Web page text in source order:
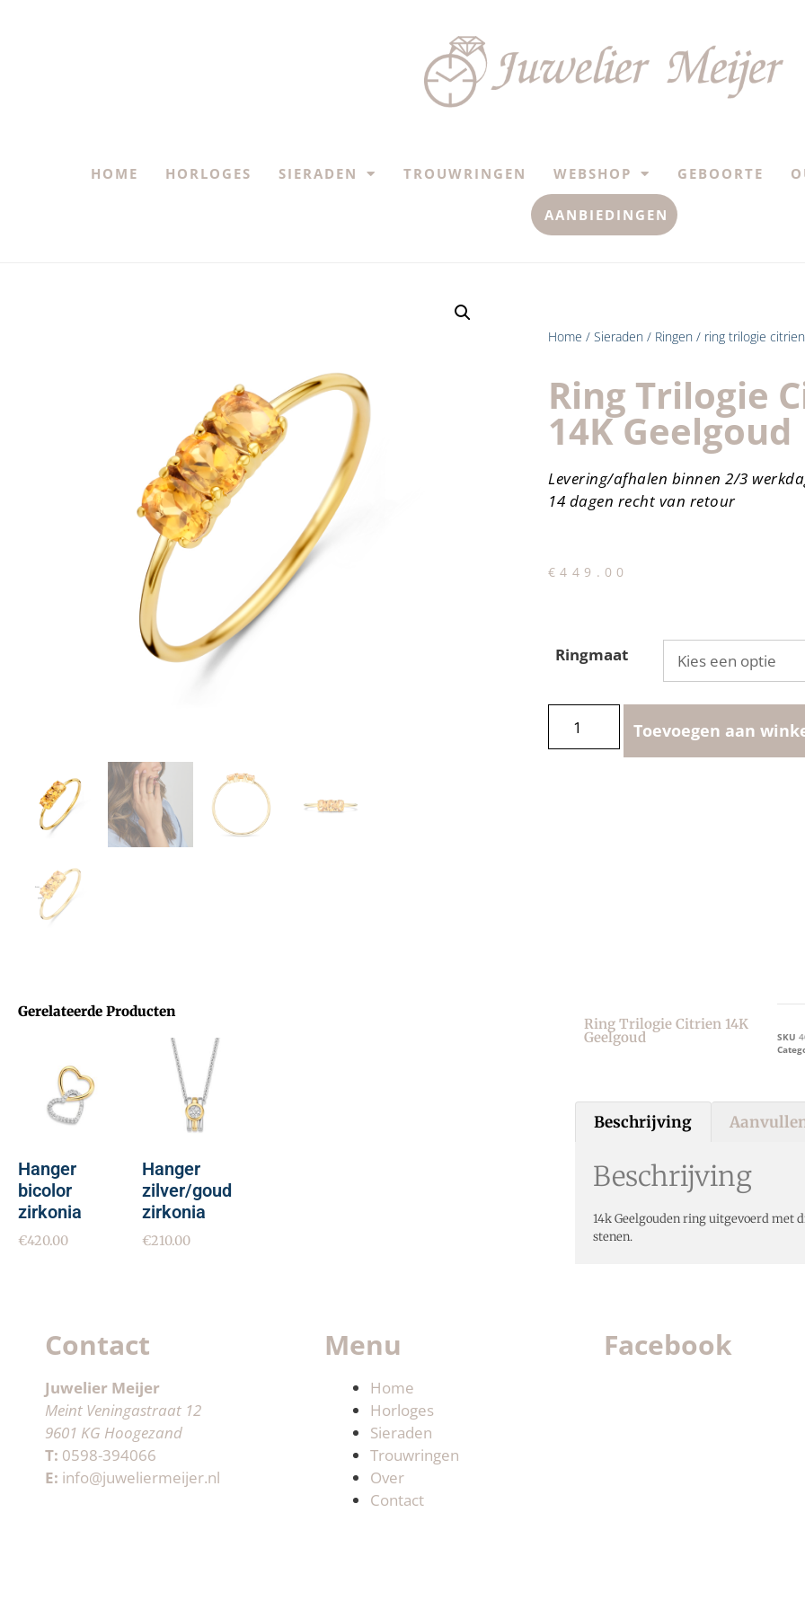
HOME HORLOGES SIERADEN TROUWRINGEN WEBSHOP GEBOORTE
AANBIEDINGEN
Home / Sieraden / Ringen / ring trilogie
Ring Trilogie
14K Geelgoud
Levering/afhalen binnen 2/3
14 dagen recht van retour
€449.00
Ringmaat
Toevoegen aan
Gerelateerde Producten
Hanger
bicolor
zirkonia
€420.00
Hanger
zilver/goud
zirkonia
€210.00
Ring Trilogie Citrien 14K
Geelgoud SKU
Beschrijving
Beschrijving
14k Geelgouden ring uitgevoerd met
stenen.
Contact
Juwelier Meijer
Meint Veningastraat 12
9601 KG Hoogezand
T: 0598-394066
E: info@juweliermeijer.nl
Menu
Home
Horloges
Sieraden
Trouwringen
Over
Contact
Facebook